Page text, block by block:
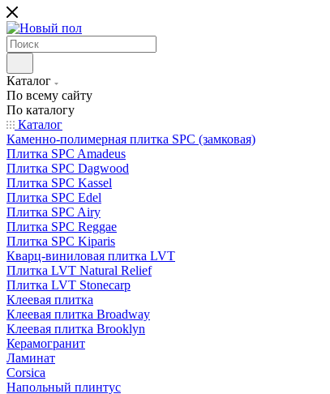
Каталог
По всему сайту
По каталогу
Каталог
Каменно-полимерная плитка SPC (замковая)
Плитка SPC Amadeus
Плитка SPC Dagwood
Плитка SPC Kassel
Плитка SPC Edel
Плитка SPC Airy
Плитка SPC Reggae
Плитка SPC Kiparis
Кварц-виниловая плитка LVT
Плитка LVT Natural Relief
Плитка LVT Stonecarp
Клеевая плитка
Клеевая плитка Broadway
Клеевая плитка Brooklyn
Керамогранит
Ламинат
Corsica
Напольный плинтус